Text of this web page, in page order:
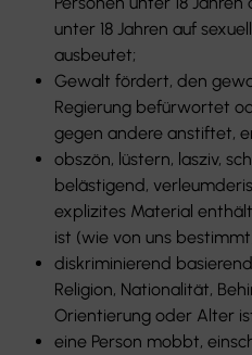
unter 18 Jahren auf
ausbeutet;
Gewalt fördert, den
Regierung befürwortet
gegen andere anstiftet,
obszön, lüstern, lasziv,
belästigend,
explizites Material
ist (wie von uns
diskriminierend
Religion, Nationalität,
Orientierung oder Alter
eine Person mobbt,